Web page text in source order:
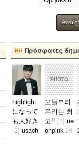
韓
Πρόσφατες
highlight
になって
も大好き
[2] usach
PHOTO
오늘부터
우리는 최
고!! [1] ne
onpink20